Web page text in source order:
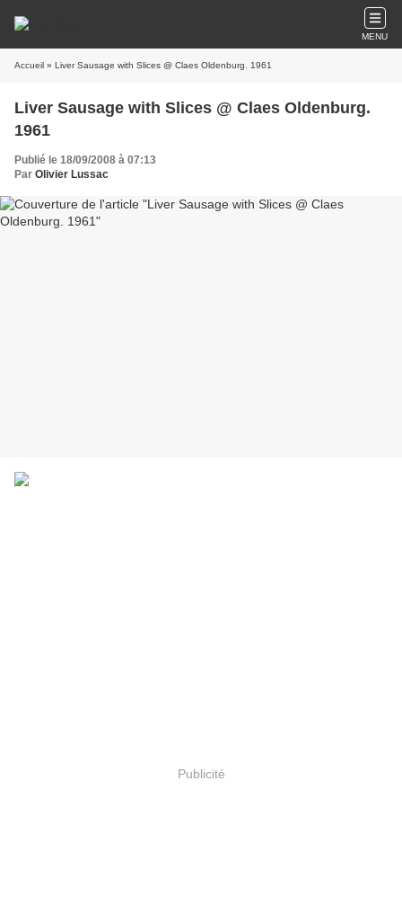
MENU
Accueil » Liver Sausage with Slices @ Claes Oldenburg. 1961
Liver Sausage with Slices @ Claes Oldenburg.
1961
Publié le 18/09/2008 à 07:13
Par Olivier Lussac
Publicité